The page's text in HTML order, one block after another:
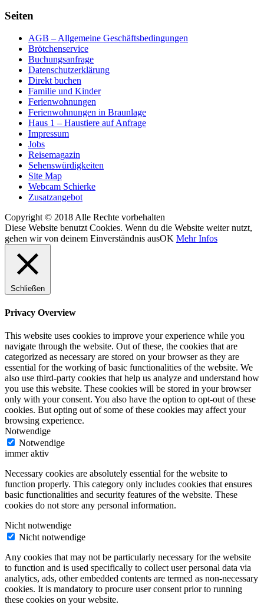
Seiten
AGB – Allgemeine Geschäftsbedingungen
Brötchenservice
Buchungsanfrage
Datenschutzerklärung
Direkt buchen
Familie und Kinder
Ferienwohnungen
Ferienwohnungen in Braunlage
Haus 1 – Haustiere auf Anfrage
Impressum
Jobs
Reisemagazin
Sehenswürdigkeiten
Site Map
Webcam Schierke
Zusatzangebot
Copyright © 2018 Alle Rechte vorbehalten
Diese Website benutzt Cookies. Wenn du die Website weiter nutzt,
gehen wir von deinem Einverständnis ausOK Mehr Infos
Schließen
Privacy Overview
This website uses cookies to improve your experience while you
navigate through the website. Out of these, the cookies that are
categorized as necessary are stored on your browser as they are
essential for the working of basic functionalities of the website. We
also use third-party cookies that help us analyze and understand how
you use this website. These cookies will be stored in your browser
only with your consent. You also have the option to opt-out of these
cookies. But opting out of some of these cookies may affect your
browsing experience.
Notwendige
Notwendige
immer aktiv
Necessary cookies are absolutely essential for the website to
function properly. This category only includes cookies that ensures
basic functionalities and security features of the website. These
cookies do not store any personal information.
Nicht notwendige
Nicht notwendige
Any cookies that may not be particularly necessary for the website
to function and is used specifically to collect user personal data via
analytics, ads, other embedded contents are termed as non-necessary
cookies. It is mandatory to procure user consent prior to running
these cookies on your website.